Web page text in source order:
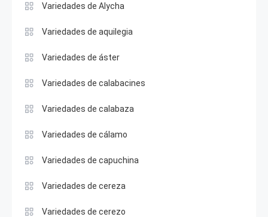
Variedades de Alycha
Variedades de aquilegia
Variedades de áster
Variedades de calabacines
Variedades de calabaza
Variedades de cálamo
Variedades de capuchina
Variedades de cereza
Variedades de cerezo